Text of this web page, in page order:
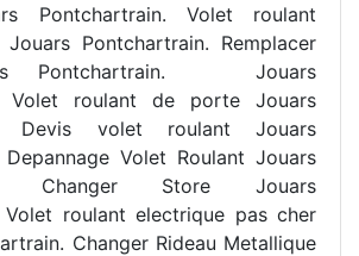
Pontchartrain. Volet roulant
Pontchartrain. Remplacer
Pontchartrain. Jouars
Volet roulant de porte Jouars
Devis volet roulant Jouars
Volet Roulant Jouars
Changer Store Jouars
Volet roulant electrique pas cher
Changer Rideau Metallique